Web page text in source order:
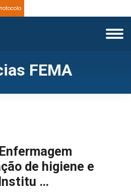
FEMA
de higiene e
…